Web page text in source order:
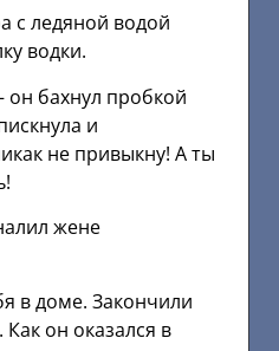
с ледяной водой
водки.
он бахнул пробкой
и
не привыкну! А ты
жене
в доме. Закончили
он оказался в